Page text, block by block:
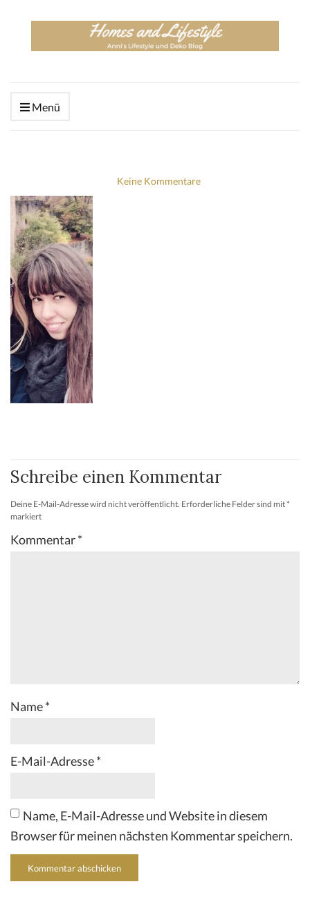
Menü
Keine Kommentare
Schreibe einen Kommentar
Deine E-Mail-Adresse wird nicht veröffentlicht. Erforderliche Felder sind mit*
markiert
Kommentar*
Name*
E-Mail-Adresse*
Name, E-Mail-Adresse und Website in diesem
Browser für meinen nächsten Kommentar speichern.